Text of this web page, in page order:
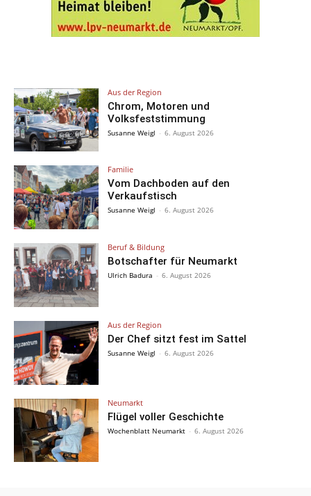
Aus der Region
Chrom, Motoren und
Volksfeststimmung
Susanne Weigl - 6. August 2026
Familie
Vom Dachboden auf den
Verkaufstisch
Susanne Weigl - 6. August 2026
Beruf & Bildung
Botschafter für Neumarkt
Ulrich Badura - 6. August 2026
Aus der Region
Der Chef sitzt fest im Sattel
Susanne Weigl - 6. August 2026
Neumarkt
Flügel voller Geschichte
Wochenblatt Neumarkt - 6. August 2026